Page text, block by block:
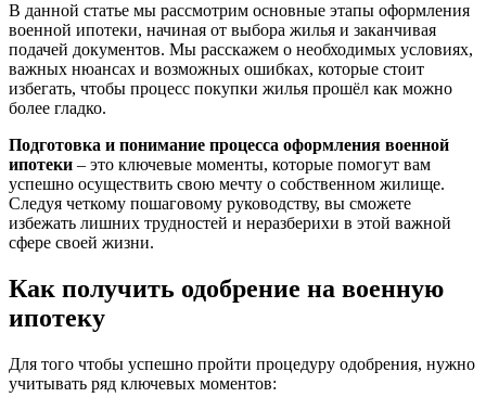
В данной статье мы рассмотрим основные этапы оформления
военной ипотеки, начиная от выбора жилья и заканчивая
подачей документов. Мы расскажем о необходимых условиях,
важных нюансах и возможных ошибках, которые стоит
избегать, чтобы процесс покупки жилья прошёл как можно
более гладко.
Подготовка и понимание процесса оформления военной
ипотеки – это ключевые моменты, которые помогут вам
успешно осуществить свою мечту о собственном жилище.
Следуя четкому пошаговому руководству, вы сможете
избежать лишних трудностей и неразберихи в этой важной
сфере своей жизни.
Как получить одобрение на военную
ипотеку
Для того чтобы успешно пройти процедуру одобрения, нужно
учитывать ряд ключевых моментов: